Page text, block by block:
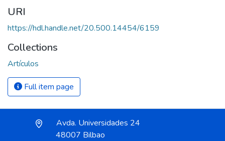
URI
https://hdl.handle.net/20.500.14454/6159
Collections
Artículos
Full item page
Avda. Universidades 24
48007 Bilbao